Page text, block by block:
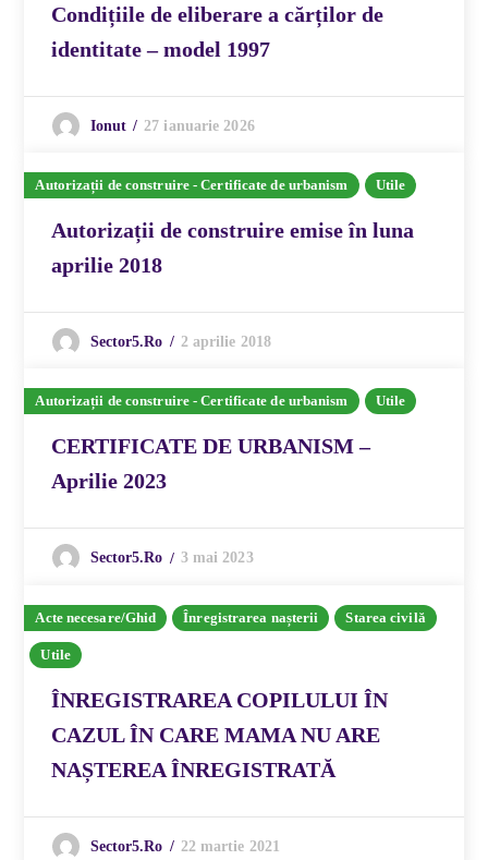
Condițiile de eliberare a cărților de
identitate – model 1997
Ionut 27 ianuarie 2026
Autorizații de construire - Certificate de urbanism Utile
Autorizații de construire emise în luna
aprilie 2018
Sector5.ro 2 aprilie 2018
Autorizații de construire - Certificate de urbanism Utile
CERTIFICATE DE URBANISM –
Aprilie 2023
Sector5.ro 3 mai 2023
Acte necesare/Ghid Înregistrarea nașterii Starea civilă
Utile
ÎNREGISTRAREA COPILULUI ÎN
CAZUL ÎN CARE MAMA NU ARE
NAȘTEREA ÎNREGISTRATĂ
Sector5.ro 22 martie 2021